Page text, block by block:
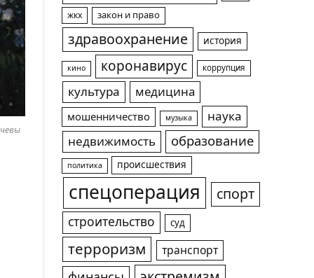
жкх закон и право
здравоохранение история
кино коронавирус коррупция
культура медицина
мошенничество музыка
наука
недвижимость
образование
политика происшествия
спецоперация спорт
строительство суд
терроризм транспорт